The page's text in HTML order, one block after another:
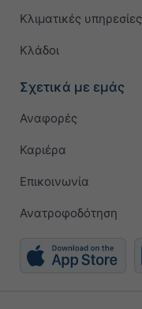
Κλιματικές υπηρεσίες
Κλάδοι
Σχετικά με εμάς
Αναφορές
Καριέρα
Επικοινωνία
Ανατροφοδότηση